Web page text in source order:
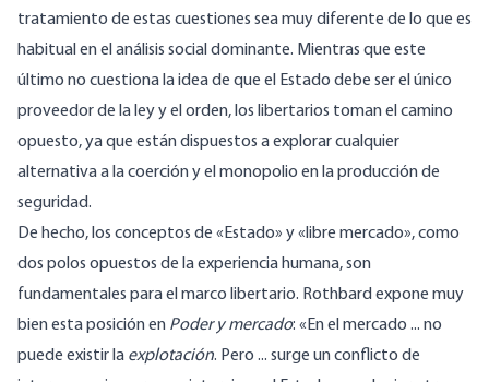
tratamiento de estas cuestiones sea muy diferente de lo que es
habitual en el análisis social dominante. Mientras que este
último no cuestiona la idea de que el Estado debe ser el único
proveedor de la ley y el orden, los libertarios toman el camino
opuesto, ya que están dispuestos a explorar cualquier
alternativa a la coerción y el monopolio en la producción de
seguridad.
De hecho, los conceptos de «Estado» y «libre mercado», como
dos polos opuestos de la experiencia humana, son
fundamentales para el marco libertario. Rothbard expone muy
bien esta posición en Poder y mercado: «En el mercado ... no
puede existir la explotación. Pero ... surge un conflicto de